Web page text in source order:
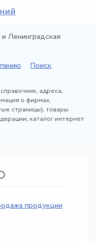
Ленинградская
Поиск
адреса,
о фирмах,
страницы); товары
каталог интернет
продукции